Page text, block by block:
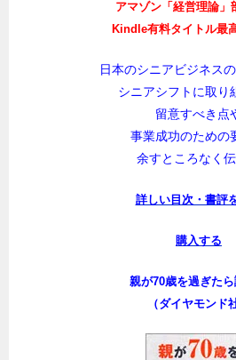
アマゾン「経営理論」
Kindle有料タイトル最
日本のシニアビジネス
シニアシフトに取り
留意すべき点
事業成功のための
余すところなく
詳しい目次・書評
購入する
親が70歳を過ぎた
（ダイヤモンド社